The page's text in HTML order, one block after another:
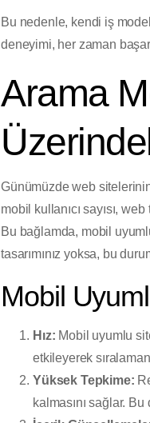
Bu nedenle, kendi iş
deneyimi, her zaman
Arama
Günümüzde web
mobil kullanıcı sayısı,
Bu bağlamda, mobil
tasarımınız yoksa, bu
Mobil
Hız: Mobil uyumlu
etkileyerek
Yüksek Tepkime:
kalmasını sağlar.